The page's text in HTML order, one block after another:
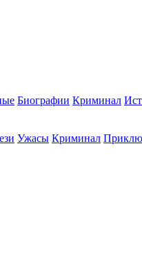
Биографии Криминал
Ужасы Криминал